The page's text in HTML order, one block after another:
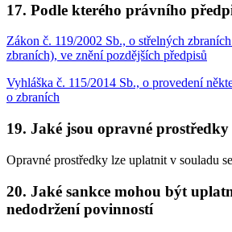
17. Podle kterého právního
Zákon č. 119/2002 Sb., o střelných
zbraních), ve znění pozdějších předpisů
Vyhláška č. 115/2014 Sb., o provedení
o zbraních
19. Jaké jsou opravné
Opravné prostředky lze uplatnit v souladu se
20. Jaké sankce mohou být
nedodržení povinností